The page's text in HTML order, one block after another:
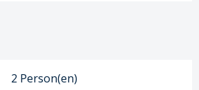
2 Person(en)